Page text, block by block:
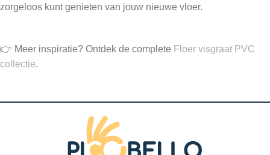
zorgeloos kunt genieten van jouw nieuwe vloer.
👉 Meer inspiratie? Ontdek de complete Floer visgraat PVC
collectie.